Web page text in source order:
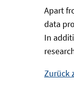
Apart
data
In
Zurück